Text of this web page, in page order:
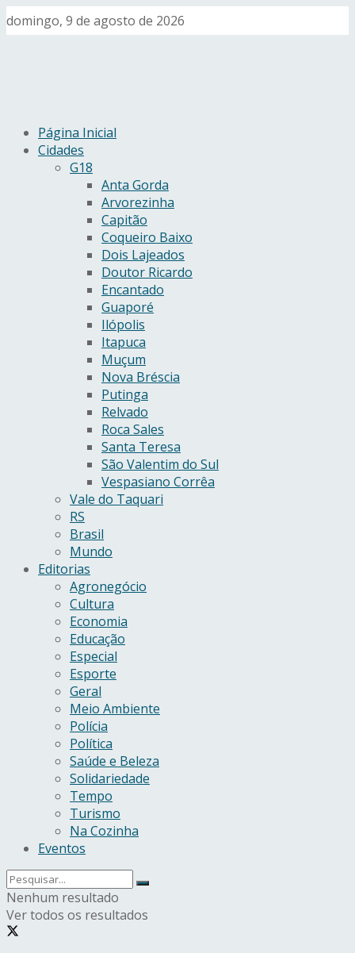
domingo, 9 de agosto de 2026
Página Inicial
Cidades
G18
Anta Gorda
Arvorezinha
Capitão
Coqueiro Baixo
Dois Lajeados
Doutor Ricardo
Encantado
Guaporé
Ilópolis
Itapuca
Muçum
Nova Bréscia
Putinga
Relvado
Roca Sales
Santa Teresa
São Valentim do Sul
Vespasiano Corrêa
Vale do Taquari
RS
Brasil
Mundo
Editorias
Agronegócio
Cultura
Economia
Educação
Especial
Esporte
Geral
Meio Ambiente
Polícia
Política
Saúde e Beleza
Solidariedade
Tempo
Turismo
Na Cozinha
Eventos
Nenhum resultado
Ver todos os resultados